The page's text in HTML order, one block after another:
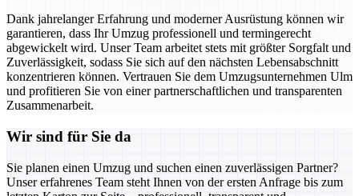
Dank jahrelanger Erfahrung und moderner Ausrüstung können wir
garantieren, dass Ihr Umzug professionell und termingerecht
abgewickelt wird. Unser Team arbeitet stets mit größter Sorgfalt und
Zuverlässigkeit, sodass Sie sich auf den nächsten Lebensabschnitt
konzentrieren können. Vertrauen Sie dem Umzugsunternehmen Ulm
und profitieren Sie von einer partnerschaftlichen und transparenten
Zusammenarbeit.
Wir sind für Sie da
Sie planen einen Umzug und suchen einen zuverlässigen Partner?
Unser erfahrenes Team steht Ihnen von der ersten Anfrage bis zum